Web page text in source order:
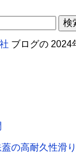
ブログの 2024
の高耐久性滑